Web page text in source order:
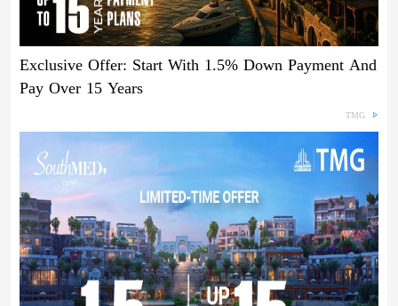
Exclusive Offer: Start With 1.5% Down Payment And
Pay Over 15 Years
TMG